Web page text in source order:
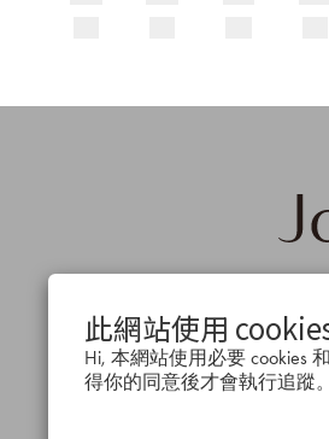
此網站使用
Hi, 本網站使用必要 cookies
得你的同意後才會執行追蹤。
念